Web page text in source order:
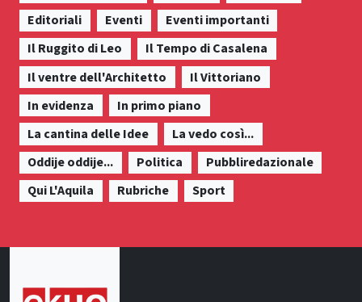
Editoriali
Eventi
Eventi importanti
Il Ruggito di Leo
Il Tempo di Casalena
Il ventre dell'Architetto
Il Vittoriano
In evidenza
In primo piano
La cantina delle Idee
La vedo così...
Oddije oddije...
Politica
Pubbliredazionale
Qui L'Aquila
Rubriche Sport